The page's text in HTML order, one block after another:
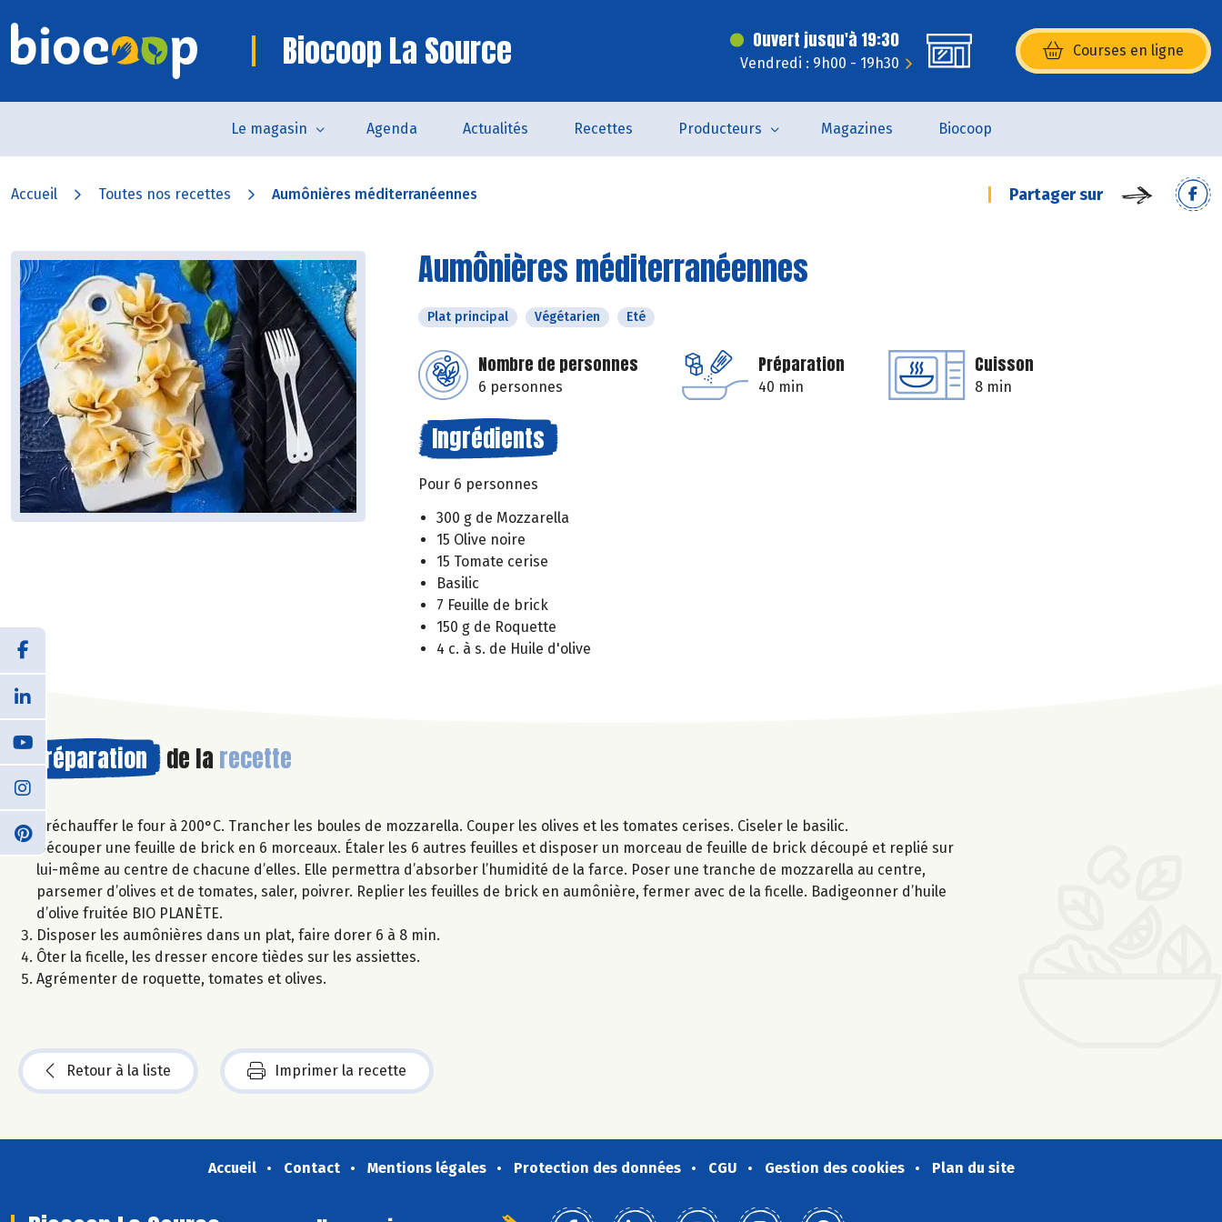
Biocoop La Source Ouvert jusqu'à 19:30
Vendredi : 9h00 - 19h30
Courses en ligne
(s’ouvre dans une nouvelle
Le magasin Agenda Actualités Recettes Producteurs Magazines Biocoop
Accueil Toutes nos recettes Aumônières méditerranéennes Partager sur
Aumônières méditerranéennes
Plat principal Végétarien Eté
Nombre de personnes
6 personnes
Préparation
40 min
Cuisson
8 min
Ingrédients
Pour 6 personnes
300 g de Mozzarella
15 Olive noire
15 Tomate cerise
Basilic
7 Feuille de brick
150 g de Roquette
4 c. à s. de Huile d'olive
Préparation de la recette
Préchauffer le four à 200°C. Trancher les boules de mozzarella. Couper les olives et les tomates cerises. Ciseler le basilic.
Découper une feuille de brick en 6 morceaux. Étaler les 6 autres feuilles et disposer un morceau de feuille de brick découpé et replié sur
lui-même au centre de chacune d’elles. Elle permettra d’absorber l’humidité de la farce. Poser une tranche de mozzarella au centre,
parsemer d’olives et de tomates, saler, poivrer. Replier les feuilles de brick en aumônière, fermer avec de la ficelle. Badigeonner d’huile
d’olive fruitée BIO PLANÈTE.
Disposer les aumônières dans un plat, faire dorer 6 à 8 min.
Ôter la ficelle, les dresser encore tièdes sur les assiettes.
Agrémenter de roquette, tomates et olives.
Retour à la liste Imprimer la recette
Accueil Contact Mentions légales Protection des données CGU Gestion des cookies Plan du site